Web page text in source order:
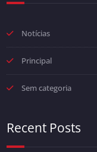
Notícias
Principal
Sem categoria
Recent Posts